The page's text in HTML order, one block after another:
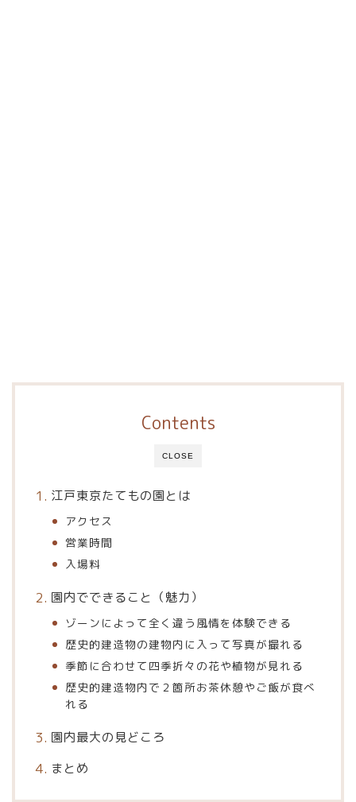
CLOSE
Contents
江戸東京たてもの園とは
アクセス
営業時間
入場料
園内でできること（魅力）
ゾーンによって全く違う風情を体験できる
歴史的建造物の建物内に入って写真が撮れる
季節に合わせて四季折々の花や植物が見れる
歴史的建造物内で２箇所お茶休憩やご飯が食べ
れる
園内最大の見どころ
まとめ